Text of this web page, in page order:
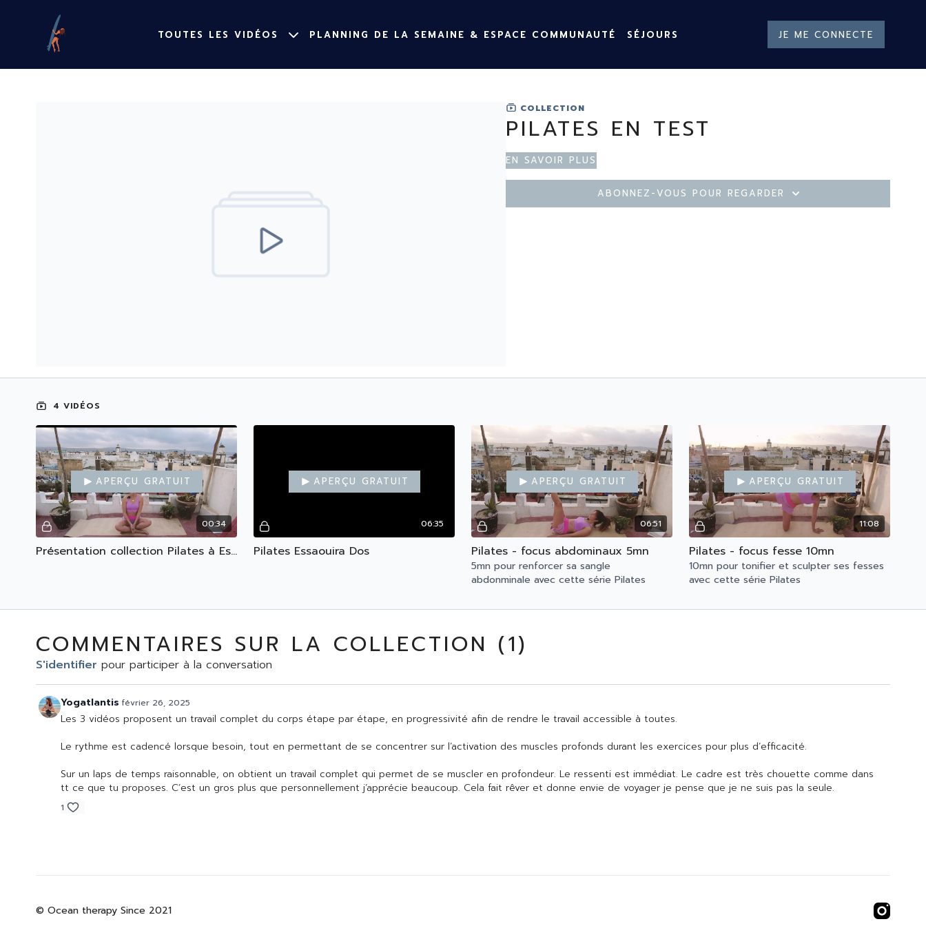
TOUTES LES VIDÉOS PLANNING DE LA SEMAINE & ESPACE COMMUNAUTÉ SÉJOURS JE ME CONNECTE
COLLECTION
PILATES EN TEST
En savoir plus
Abonnez-vous pour regarder
4 VIDÉOS
00:34
Aperçu gratuit
Présentation collection Pilates à Essaouira
06:35
Aperçu gratuit
Pilates Essaouira Dos
06:51
Aperçu gratuit
Pilates - focus abdominaux 5mn
5mn pour renforcer sa sangle
abdonminale avec cette série Pilates
11:08
Aperçu gratuit
Pilates - focus fesse 10mn
10mn pour tonifier et sculpter ses fesses
avec cette série Pilates
COMMENTAIRES SUR LA COLLECTION (1)
S'identifier pour participer à la conversation
Yogatlantis février 26, 2025
Les 3 vidéos proposent un travail complet du corps étape par étape, en progressivité afin de rendre le travail accessible à toutes.
Le rythme est cadencé lorsque besoin, tout en permettant de se concentrer sur l’activation des muscles profonds durant les exercices pour plus d’efficacité.
Sur un laps de temps raisonnable, on obtient un travail complet qui permet de se muscler en profondeur. Le ressenti est immédiat. Le cadre est très chouette comme dans
tt ce que tu proposes. C’est un gros plus que personnellement j’apprécie beaucoup. Cela fait rêver et donne envie de voyager je pense que je ne suis pas la seule.
1
© Ocean therapy Since 2021